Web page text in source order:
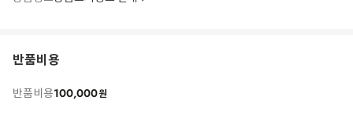
반품비용
반품비용100,000원